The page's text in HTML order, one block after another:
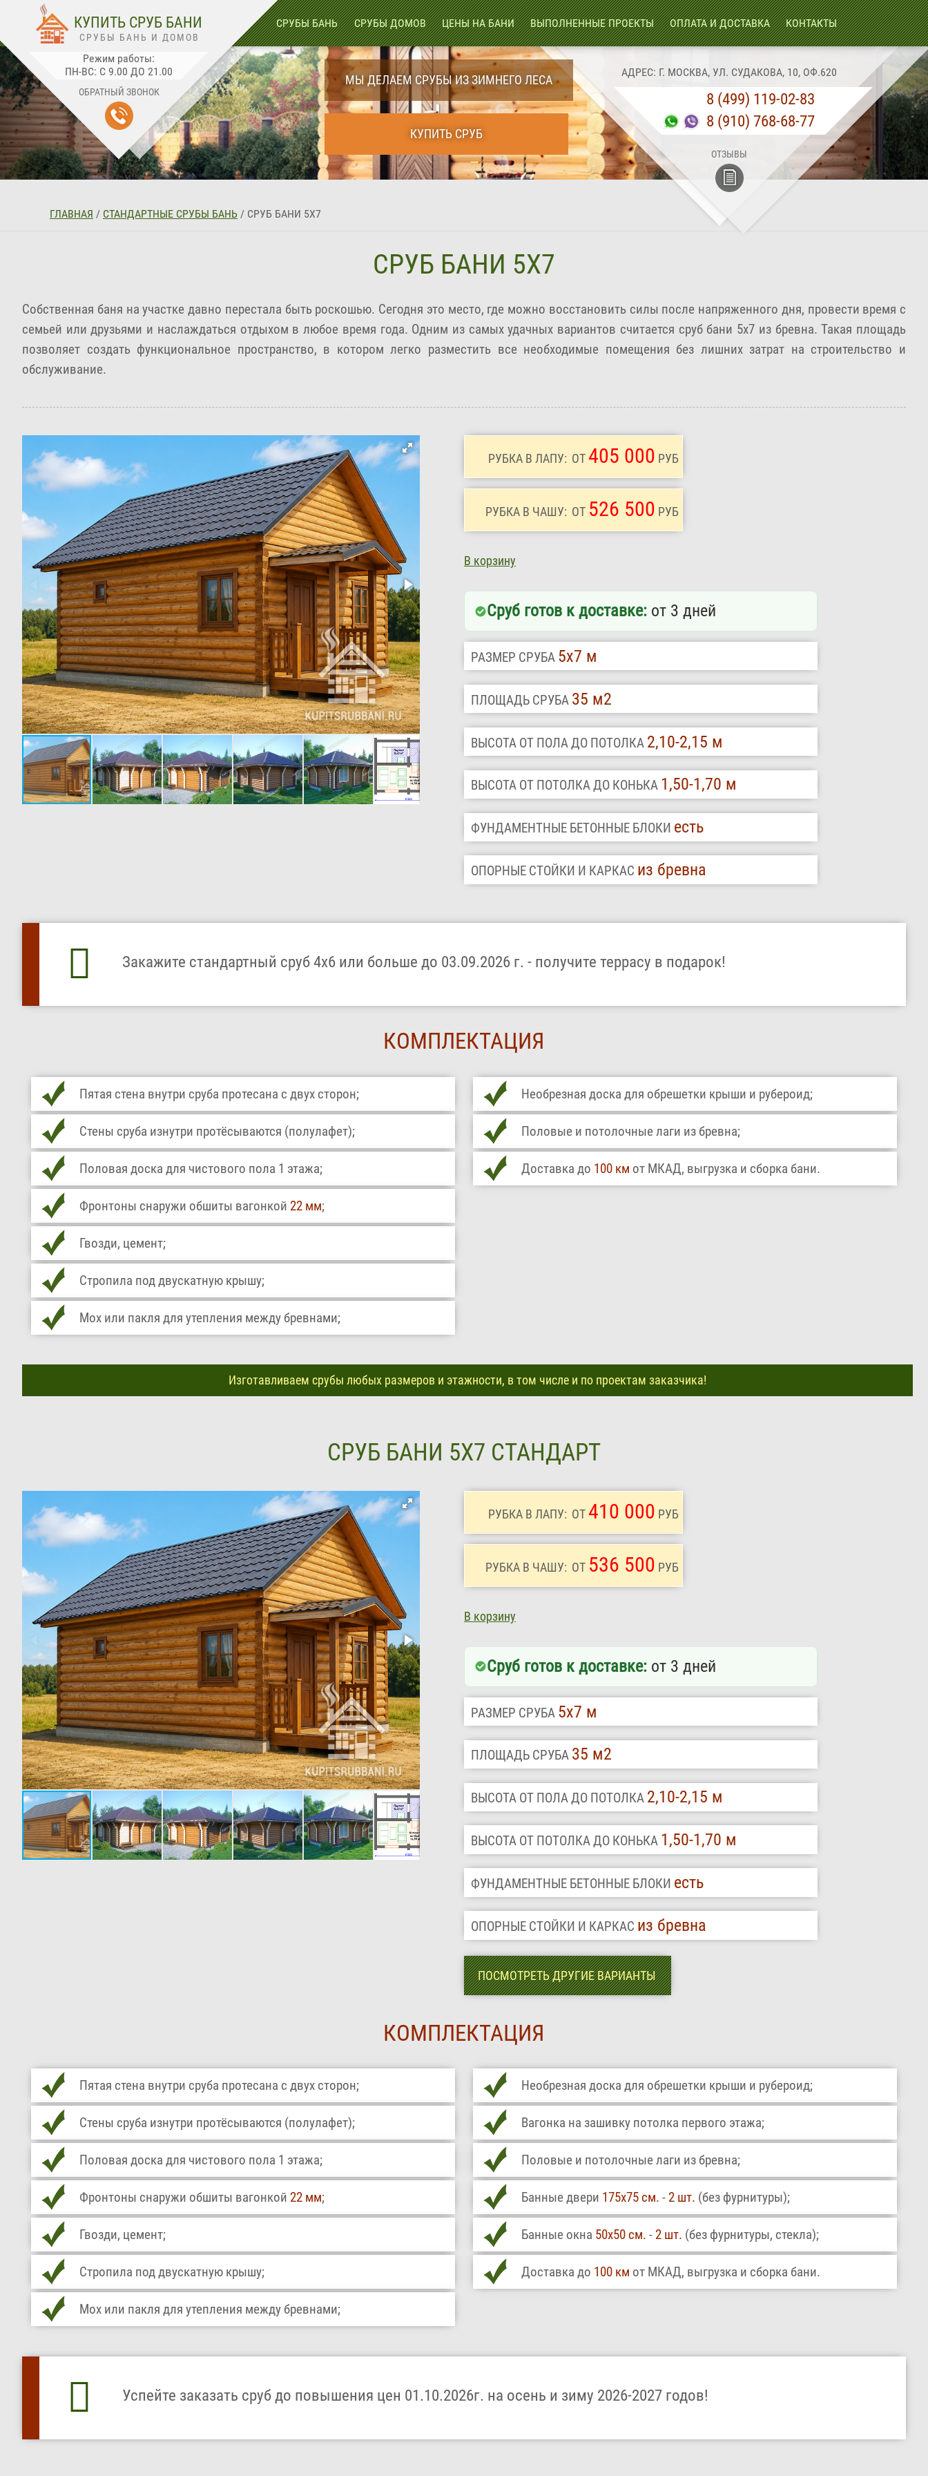
АДРЕС: Г. МОСКВА, УЛ. СУДАКОВА, 10, ОФ.620
8 (499) 119-02-83
8 (910) 768-68-77
ОТЗЫВЫ
СРУБЫ БАНЬ СРУБЫ ДОМОВ ЦЕНЫ НА БАНИ ВЫПОЛНЕННЫЕ ПРОЕКТЫ ОПЛАТА И ДОСТАВКА КОНТАКТЫ
КУПИТЬ СРУБ БАНИ
СРУБЫ БАНЬ И ДОМОВ
Режим работы:
ПН-ВС: С 9.00 ДО 21.00
ОБРАТНЫЙ ЗВОНОК
МЫ ДЕЛАЕМ СРУБЫ ИЗ ЗИМНЕГО ЛЕСА
КУПИТЬ СРУБ
ГЛАВНАЯ / СТАНДАРТНЫЕ СРУБЫ БАНЬ / СРУБ БАНИ 5Х7
СРУБ БАНИ 5Х7
Собственная баня на участке давно перестала быть роскошью. Сегодня это место, где можно восстановить силы после напряженного дня, провести время с
семьей или друзьями и наслаждаться отдыхом в любое время года. Одним из самых удачных вариантов считается сруб бани 5х7 из бревна. Такая площадь
позволяет создать функциональное пространство, в котором легко разместить все необходимые помещения без лишних затрат на строительство и
обслуживание.
РУБКА В ЛАПУ: ОТ405 000 РУБ
РУБКА В ЧАШУ: ОТ 526 500 РУБ
В корзину
Сруб готов к доставке: от 3 дней
РАЗМЕР СРУБА 5х7 м
ПЛОЩАДЬ СРУБА 35 м2
ВЫСОТА ОТ ПОЛА ДО ПОТОЛКА 2,10-2,15 м
ВЫСОТА ОТ ПОТОЛКА ДО КОНЬКА 1,50-1,70 м
ФУНДАМЕНТНЫЕ БЕТОННЫЕ БЛОКИ есть
ОПОРНЫЕ СТОЙКИ И КАРКАС из бревна
Закажите стандартный сруб 4х6 или больше до 03.09.2026 г. - получите террасу в подарок!
КОМПЛЕКТАЦИЯ
Пятая стена внутри сруба протесана с двух сторон;
Стены сруба изнутри протёсываются (полулафет);
Половая доска для чистового пола 1 этажа;
Фронтоны снаружи обшиты вагонкой 22 мм;
Гвозди, цемент;
Стропила под двускатную крышу;
Мох или пакля для утепления между бревнами;
Необрезная доска для обрешетки крыши и рубероид;
Половые и потолочные лаги из бревна;
Доставка до 100 км от МКАД, выгрузка и сборка бани.
Изготавливаем срубы любых размеров и этажности, в том числе и по проектам заказчика!
СРУБ БАНИ 5Х7 СТАНДАРТ
РУБКА В ЛАПУ: ОТ410 000 РУБ
РУБКА В ЧАШУ: ОТ 536 500 РУБ
В корзину
Сруб готов к доставке: от 3 дней
РАЗМЕР СРУБА 5х7 м
ПЛОЩАДЬ СРУБА 35 м2
ВЫСОТА ОТ ПОЛА ДО ПОТОЛКА 2,10-2,15 м
ВЫСОТА ОТ ПОТОЛКА ДО КОНЬКА 1,50-1,70 м
ФУНДАМЕНТНЫЕ БЕТОННЫЕ БЛОКИ есть
ОПОРНЫЕ СТОЙКИ И КАРКАС из бревна
ПОСМОТРЕТЬ ДРУГИЕ ВАРИАНТЫ
КОМПЛЕКТАЦИЯ
Пятая стена внутри сруба протесана с двух сторон;
Стены сруба изнутри протёсываются (полулафет);
Половая доска для чистового пола 1 этажа;
Фронтоны снаружи обшиты вагонкой 22 мм;
Гвозди, цемент;
Стропила под двускатную крышу;
Мох или пакля для утепления между бревнами;
Необрезная доска для обрешетки крыши и рубероид;
Вагонка на зашивку потолка первого этажа;
Половые и потолочные лаги из бревна;
Банные двери 175х75 см. - 2 шт. (без фурнитуры);
Банные окна 50х50 см. - 2 шт. (без фурнитуры, стекла);
Доставка до 100 км от МКАД, выгрузка и сборка бани.
Успейте заказать сруб до повышения цен 01.10.2026г. на осень и зиму 2026-2027 годов!